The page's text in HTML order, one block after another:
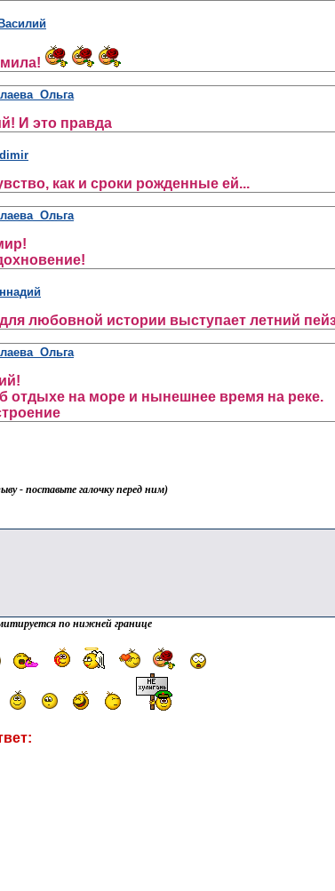
Ольга
И это правда
как и сроки рожденные ей...
Ольга
любовной истории выступает летний
Ольга
отдыхе на море и нынешнее время на реке.
- поставьте галочку перед ним)
по нижней границе